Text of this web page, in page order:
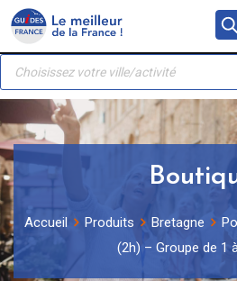
Panneau de gestion des cookies
Skip
content
Recherche
produits
Accueil Produits Bretagne
(2h) – Groupe de 1